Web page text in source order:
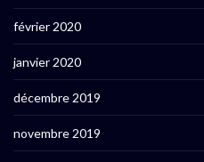
février 2020
janvier 2020
décembre 2019
novembre 2019